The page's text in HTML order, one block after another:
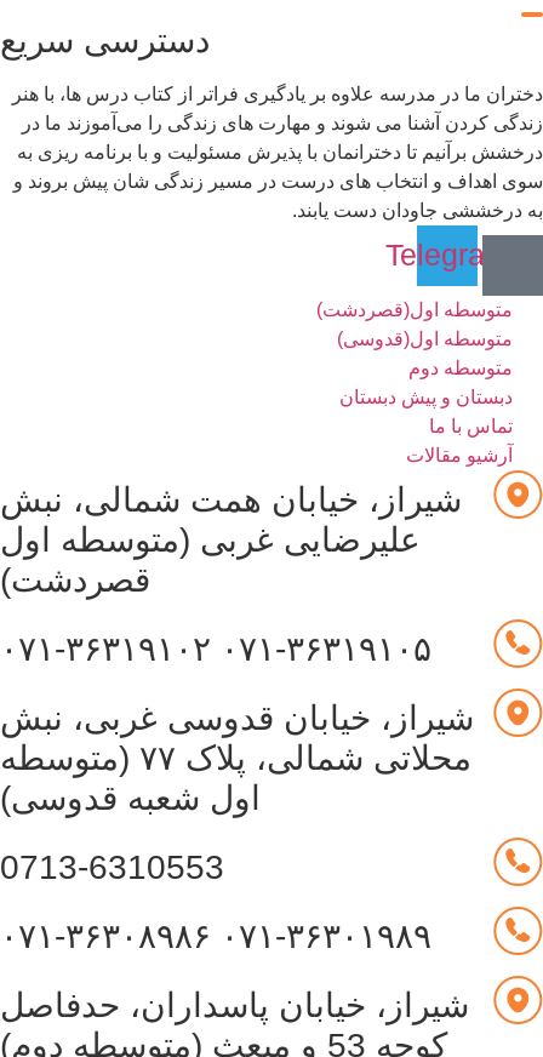
دسترسی سریع
ما در مدرسه علاوه بر یادگیری فراتر از کتاب درس ها، با هنر
کردن آشنا می شوند و مهارت های زندگی را می‌آموزند ما در
برآنیم تا دخترانمان با پذیرش مسئولیت و با برنامه ریزی به
اهداف و انتخاب های درست در مسیر زندگی شان پیش بروند و
درخششی جاودان دست یابند.
Telegram
متوسطه اول(قصردشت)
متوسطه اول(قدوسی)
متوسطه دوم
دبستان و پیش دبستان
تماس با ما
آرشیو مقالات
شیراز، خیابان همت شمالی، نبش
علیرضایی غربی (متوسطه اول
قصردشت)
۰۷۱-۳۶۳۱۹۱۰۵
۰۷۱-۳۶۳۱۹۱۰۲
شیراز، خیابان قدوسی غربی، نبش
محلاتی شمالی، پلاک ۷۷ (متوسطه
اول شعبه قدوسی)
0713-6310553
۰۷۱-۳۶۳۰۱۹۸۹
۰۷۱-۳۶۳۰۸۹۸۶
شیراز، خیابان پاسداران، حدفاصل
کوچه 53 و مبعث (متوسطه دوم)